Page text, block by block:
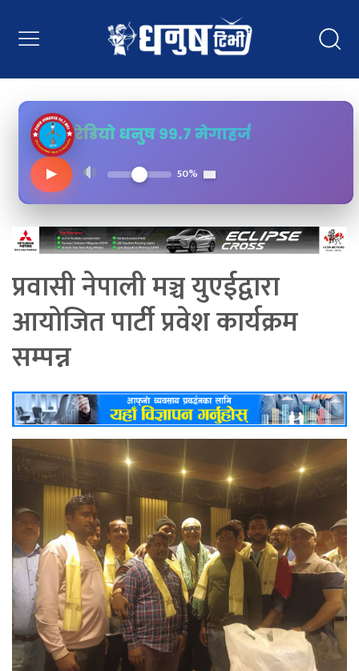
रेडियो धनुष ९९.७ मेगाहर्ज
▶
50%
प्रवासी नेपाली मञ्च युएईद्वारा
आयोजित पार्टी प्रवेश कार्यक्रम
सम्पन्न